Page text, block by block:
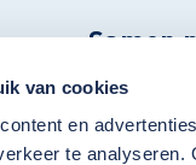
van cookies
en
te
Samen
Snel